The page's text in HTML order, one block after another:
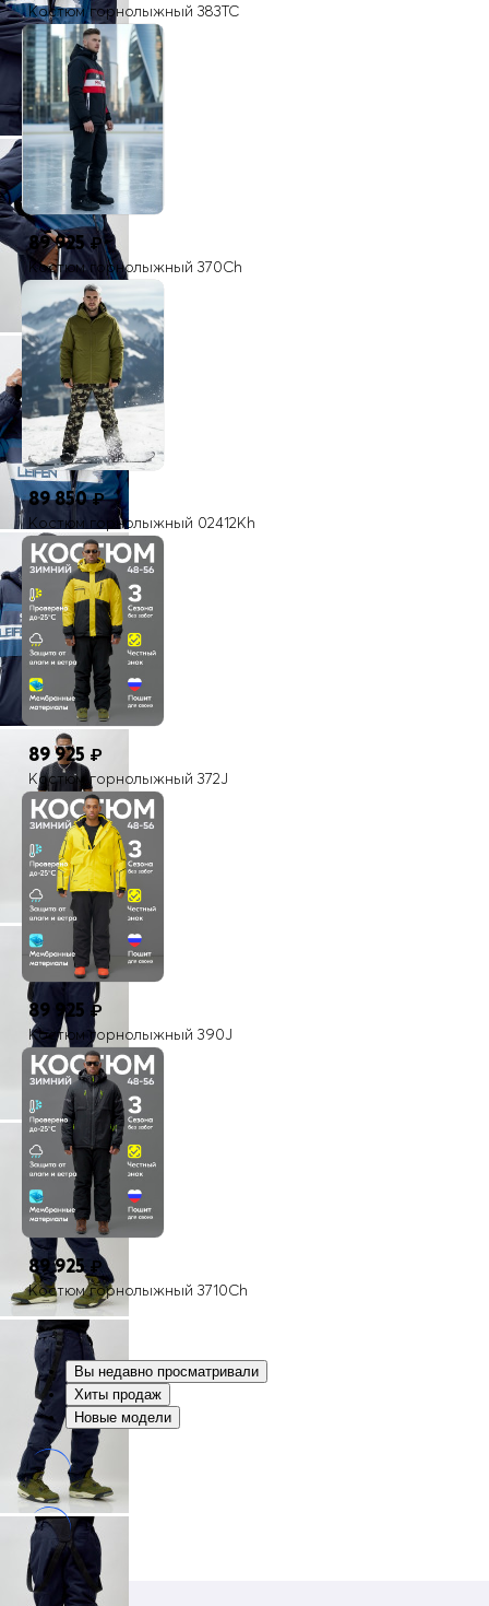
Костюм горнолыжный 383TC
89 925₽
Костюм горнолыжный 370Ch
89 850₽
Костюм горнолыжный 02412Kh
89 925 ₽
Костюм горнолыжный 372J
89 925 ₽
Костюм горнолыжный 390J
89 925 ₽
Костюм горнолыжный 3710Ch
Вы недавно просматривали
Хиты продаж
Новые модели